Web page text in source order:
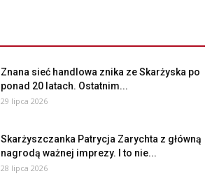
Znana sieć handlowa znika ze Skarżyska po
ponad 20 latach. Ostatnim...
29 lipca 2026
Skarżyszczanka Patrycja Zarychta z główną
nagrodą ważnej imprezy. I to nie...
28 lipca 2026